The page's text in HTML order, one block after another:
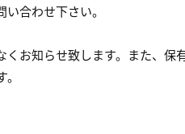
合わせ下さい。
お知らせ致します。また、保